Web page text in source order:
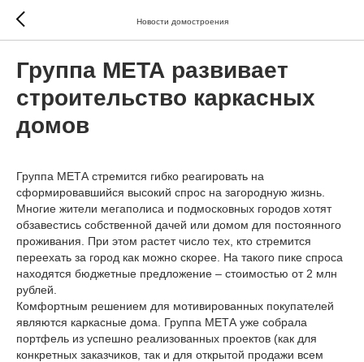
Новости домостроения
Группа МЕТА развивает
строительство каркасных
домов
Группа МЕТА стремится гибко реагировать на
сформировавшийся высокий спрос на загородную жизнь.
Многие жители мегаполиса и подмосковных городов хотят
обзавестись собственной дачей или домом для постоянного
проживания. При этом растет число тех, кто стремится
переехать за город как можно скорее. На такого пике спроса
находятся бюджетные предложение – стоимостью от 2 млн
рублей.
Комфортным решением для мотивированных покупателей
являются каркасные дома. Группа МЕТА уже собрала
портфель из успешно реализованных проектов (как для
конкретных заказчиков, так и для открытой продажи всем